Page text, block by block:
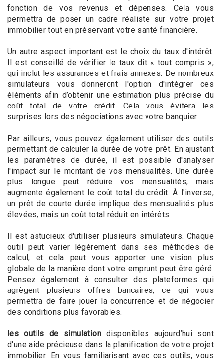
fonction de vos revenus et dépenses. Cela vous
permettra de poser un cadre réaliste sur votre projet
immobilier tout en préservant votre santé financière.
Un autre aspect important est le choix du taux d'intérêt.
Il est conseillé de vérifier le taux dit « tout compris »,
qui inclut les assurances et frais annexes. De nombreux
simulateurs vous donneront l'option d'intégrer ces
éléments afin d’obtenir une estimation plus précise du
coût total de votre crédit. Cela vous évitera les
surprises lors des négociations avec votre banquier.
Par ailleurs, vous pouvez également utiliser des outils
permettant de calculer la durée de votre prêt. En ajustant
les paramètres de durée, il est possible d'analyser
l'impact sur le montant de vos mensualités. Une durée
plus longue peut réduire vos mensualités, mais
augmente également le coût total du crédit. À l'inverse,
un prêt de courte durée implique des mensualités plus
élevées, mais un coût total réduit en intérêts.
Il est astucieux d'utiliser plusieurs simulateurs. Chaque
outil peut varier légèrement dans ses méthodes de
calcul, et cela peut vous apporter une vision plus
globale de la manière dont votre emprunt peut être géré.
Pensez également à consulter des plateformes qui
agrègent plusieurs offres bancaires, ce qui vous
permettra de faire jouer la concurrence et de négocier
des conditions plus favorables.
les outils de simulation disponibles aujourd’hui sont
d'une aide précieuse dans la planification de votre projet
immobilier. En vous familiarisant avec ces outils, vous